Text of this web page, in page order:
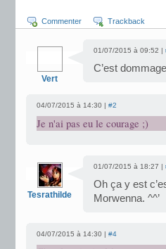
Commenter Trackback
Vert
01/07/2015 à 09:52 |
C’est
04/07/2015 à 14:30 | #2
Je n'ai pas eu le courage ;)
Tesrathilde
01/07/2015 à 18:27 |
Oh ça y est
Morwenna. ^^’
04/07/2015 à 14:30 | #4